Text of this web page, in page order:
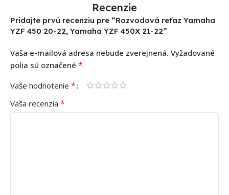
Recenzie
Pridajte prvú recenziu pre “Rozvodová reťaz Yamaha
YZF 450 20-22, Yamaha YZF 450X 21-22”
Vaša e-mailová adresa nebude zverejnená. Vyžadované
polia sú označené *
Vaše hodnotenie *
Vaša recenzia *